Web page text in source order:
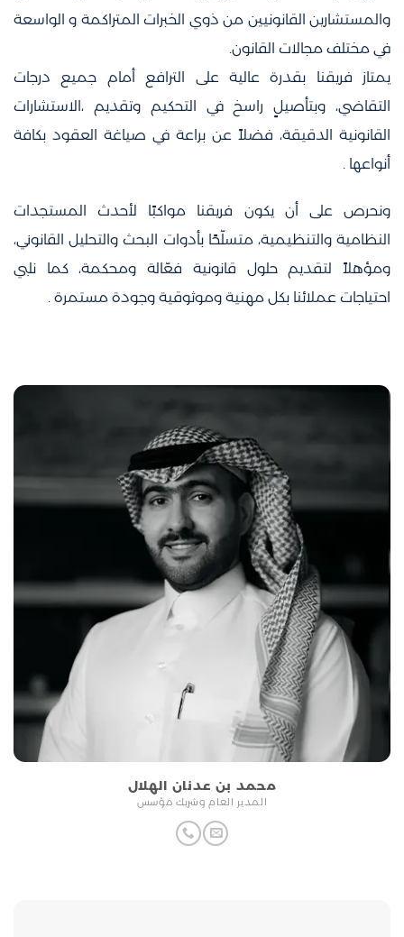
واﻟﻤﺴﺘﺸﺎرﻳﻦ اﻟﻘﺎﻧﻮﻧﻴﻴﻦ ﻣﻦ ذوي اﻟﺨﺒﺮات اﻟﻤﺘﺮاﻛﻤﺔ و اﻟﻮاﺳﻌﺔ
ﻓﻲ ﻣﺨﺘﻠﻒ ﻣﺠﺎﻻت اﻟﻘﺎﻧﻮن.
ﻳﻤﺘﺎز ﻓﺮﻳﻘﻨﺎ ﺑﻘﺪرة ﻋﺎﻟﻴﺔ ﻋﻠﻰ اﻟﺘﺮاﻓﻊ أﻣﺎم ﺟﻤﻴﻊ درﺟﺎت
اﻟﺘﻘﺎﺿﻲ، وﺑﺘﺄﺻﻴﻞٍ راﺳﺦ ﻓﻲ اﻟﺘﺤﻜﻴﻢ وﺗﻘﺪﻳﻢ ،اﻻﺳﺘﺸﺎرات
اﻟﻘﺎﻧﻮﻧﻴﺔ اﻟﺪﻗﻴﻘﺔ، ﻓﻀﻼً ﻋﻦ ﺑﺮاﻋﺔ ﻓﻲ ﺻﻴﺎﻏﺔ اﻟﻌﻘﻮد ﺑﻜﺎﻓﺔ
أﻧﻮاﻋﻬﺎ .
وﻧﺤﺮص ﻋﻠﻰ أن ﻳﻜﻮن ﻓﺮﻳﻘﻨﺎ ﻣﻮاﻛﺒًﺎ ﻷﺣﺪث اﻟﻤﺴﺘﺠﺪات
اﻟﻨﻈﺎﻣﻴﺔ واﻟﺘﻨﻈﻴﻤﻴﺔ، ﻣﺘﺴﻠّﺤًﺎ ﺑﺄدوات اﻟﺒﺤﺚ واﻟﺘﺤﻠﻴﻞ اﻟﻘﺎﻧﻮﻧﻲ،
وﻣﺆﻫﻼً ﻟﺘﻘﺪﻳﻢ ﺣﻠﻮل ﻗﺎﻧﻮﻧﻴﺔ ﻓﻌّﺎﻟﺔ وﻣﺤﻜﻤﺔ، ﻛﻤﺎ ﻧﻠﺒﻲ
اﺣﺘﻴﺎﺟﺎت ﻋﻤﻼﺋﻨﺎ ﺑﻜﻞ ﻣﻬﻨﻴﺔ وﻣﻮﺛﻮﻗﻴﺔ وﺟﻮدة ﻣﺴﺘﻤﺮة .
محمد بن عدنان الهلال
اﻟﻤﺪﻳﺮ اﻟﻌﺎم وﺷﺮﻳﻚ ﻣﺆﺳﺲ